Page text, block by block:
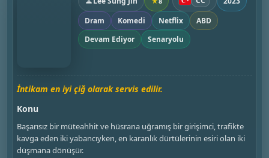
Dram
Komedi Netflix
ABD
Devam Ediyor
Senaryolu
İntikam en iyi çiğ olarak servis edilir.
Konu
Başarısız bir müteahhit ve hüsrana uğramış bir girişimci, trafikte
kavga eden iki yabancıyken, en karanlık dürtülerinin esiri olan iki
düşmana dönüşür.